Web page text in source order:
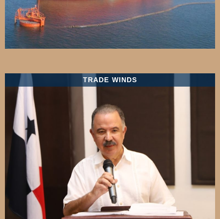
TRADE WINDS